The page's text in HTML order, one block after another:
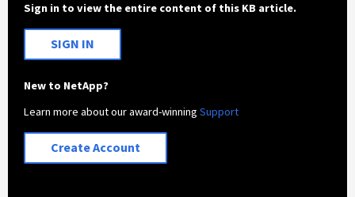
Sign in to view the entire content of this KB article.
SIGN IN
New to NetApp?
Learn more about our award-winningSupport
Create Account